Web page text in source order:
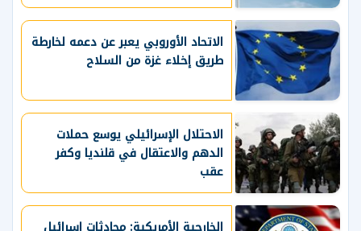
الاتحاد الأوروبي يعبر عن دعمه لخارطة
طريق إخلاء غزة من السلاح
الاحتلال الإسرائيلي يوسع حملات
الدهم والاعتقال في قلنديا وكفر
عقب